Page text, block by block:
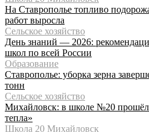
На Ставрополье топливо
работ выросла
Сельское хозяйство
День знаний — 2026:
школ по всей России
Образование
Ставрополье: уборка зерна
тонн
Сельское хозяйство
Михайловск: в школе №20
тепла»
Школа 20 Михайловск